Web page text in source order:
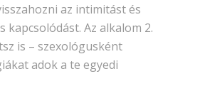
az intimitást és
kapcsolódást. Az alkalom 2.
is – szexológusként
adok a te egyedi